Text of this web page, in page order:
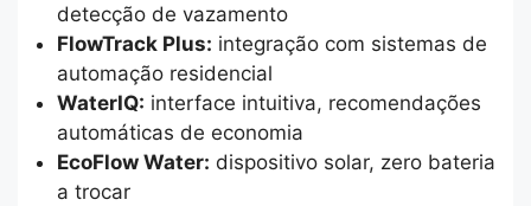
detecção de vazamento
FlowTrack Plus: integração com sistemas de
automação residencial
WaterIQ: interface intuitiva, recomendações
automáticas de economia
EcoFlow Water: dispositivo solar, zero bateria
a trocar